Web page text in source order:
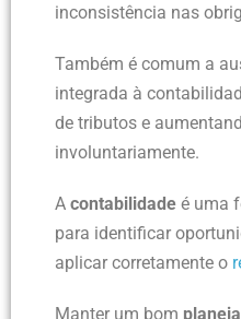
inconsistência nas
Também é comum a
integrada à
de tributos e
involuntariamente.
A contabilidade é uma
para identificar
aplicar corretamente o
Manter um bom